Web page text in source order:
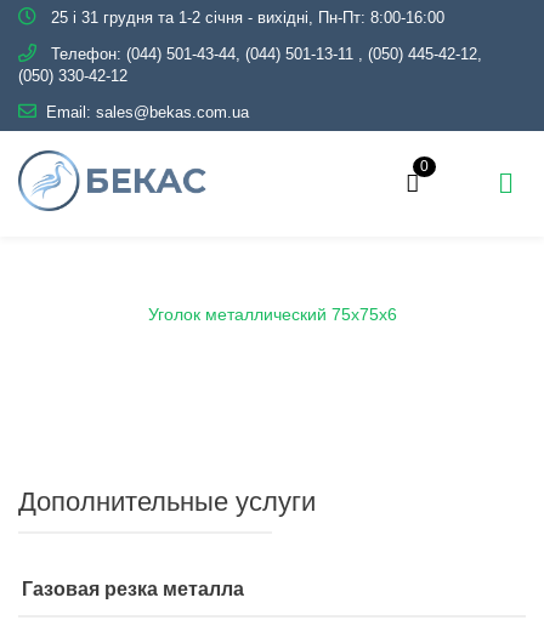
25 і 31 грудня та 1-2 січня - вихідні, Пн-Пт: 8:00-16:00
Телефон: (044) 501-43-44, (044) 501-13-11 , (050) 445-42-12,
(050) 330-42-12
Email: sales@bekas.com.ua
0
Уголок металлический 75х75х6
Дополнительные услуги
Газовая резка металла